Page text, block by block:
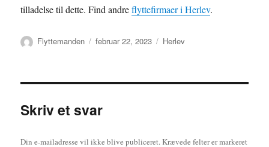
tilladelse til dette. Find andreflyttefirmaer i Herlev.
Forfatter
Flyttemanden Udgivet
februar 22, 2023 Kategorier
Herlev
Skriv et svar
Din e-mailadresse vil ikke blive publiceret. Krævede felter er markeret